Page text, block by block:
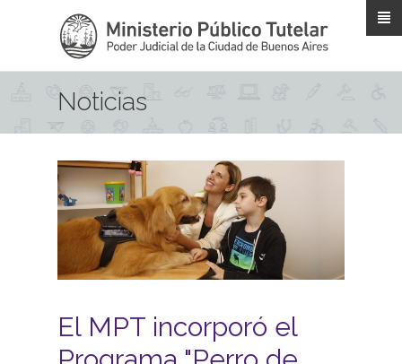
Noticias
El MPT incorporó el